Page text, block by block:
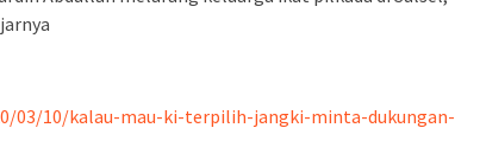
03/10/kalau-mau-ki-terpilih-jangki-minta-dukungan-